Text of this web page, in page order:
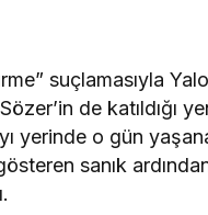
suçlamasıyla
de katıldığı
yerinde o gün
sanık